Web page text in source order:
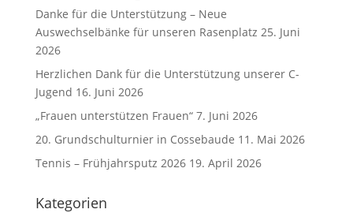
Danke für die Unterstützung – Neue
Auswechselbänke für unseren Rasenplatz 25. Juni
2026
Herzlichen Dank für die Unterstützung unserer C-
Jugend 16. Juni 2026
„Frauen unterstützen Frauen“ 7. Juni 2026
20. Grundschulturnier in Cossebaude 11. Mai 2026
Tennis – Frühjahrsputz 2026 19. April 2026
Kategorien